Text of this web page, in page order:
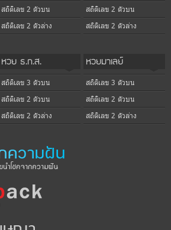
สถิติเลข 2 ตัวบน
สถิติเลข 2 ตัวล่าง
สถิติเลข 2 ตัวบน
สถิติเลข 2 ตัวล่าง
หวย ธ.ก.ส.
สถิติเลข 3 ตัวบน
สถิติเลข 2 ตัวบน
สถิติเลข 2 ตัวล่าง
หวยมาเลย์
สถิติเลข 3 ตัวบน
สถิติเลข 2 ตัวบน
สถิติเลข 2 ตัวล่าง